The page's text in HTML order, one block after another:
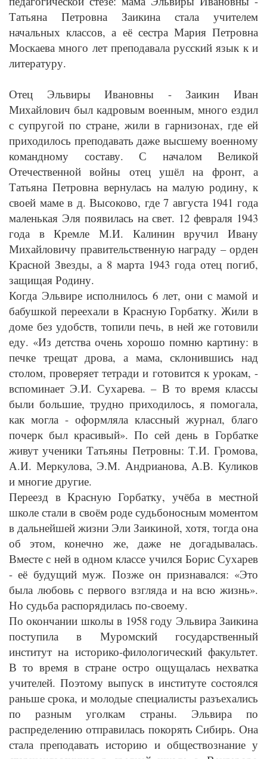
Татьяна Петровна Заикина стала учителем
начальных классов, а её сестра Мария Петровна
Москаева много лет преподавала русский язык к и
литературу.
Отец Эльвиры Ивановны - Заикин Иван
Михайлович был кадровым военным, много ездил
с супругой по стране, жили в гарнизонах, где ей
приходилось преподавать даже высшему военному
командному составу. С началом Великой
Отечественной войны отец ушёл на фронт, а
Татьяна Петровна вернулась на малую родину, к
своей маме в д. Высоково, где 7 августа 1941 года
маленькая Эля появилась на свет. 12 февраля 1943
года в Кремле М.И. Калинин вручил Ивану
Михайловичу правительственную награду – орден
Красной Звезды, а 8 марта 1943 года отец погиб,
защищая Родину.
Когда Эльвире исполнилось 6 лет, они с мамой и
бабушкой переехали в Красную Горбатку. Жили в
доме без удобств, топили печь, в ней же готовили
еду. «Из детства очень хорошо помню картину: в
печке трещат дрова, а мама, склонившись над
столом, проверяет тетради и готовится к урокам, -
вспоминает Э.И. Сухарева. – В то время классы
были большие, трудно приходилось, я помогала,
как могла - оформляла классный журнал, благо
почерк был красивый». По сей день в Горбатке
живут ученики Татьяны Петровны: Т.И. Громова,
А.И. Меркулова, Э.М. Андрианова, А.В. Куликов
и многие другие.
Переезд в Красную Горбатку, учёба в местной
школе стали в своём роде судьбоносным моментом
в дальнейшей жизни Эли Заикиной, хотя, тогда она
об этом, конечно же, даже не догадывалась.
Вместе с ней в одном классе учился Борис Сухарев
- её будущий муж. Позже он признавался: «Это
была любовь с первого взгляда и на всю жизнь».
Но судьба распорядилась по-своему.
По окончании школы в 1958 году Эльвира Заикина
поступила в Муромский государственный
институт на историко-филологический факультет.
В то время в стране остро ощущалась нехватка
учителей. Поэтому выпуск в институте состоялся
раньше срока, и молодые специалисты разъехались
по разным уголкам страны. Эльвира по
распределению отправилась покорять Сибирь. Она
стала преподавать историю и обществознание у